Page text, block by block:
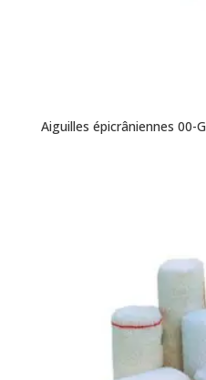
Aiguilles épicrâniennes 00-G